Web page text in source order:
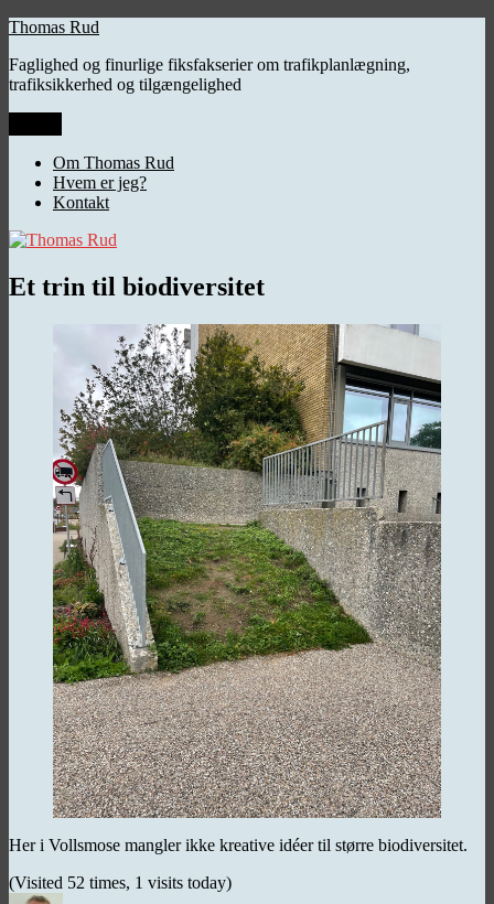
Videre
indhold
Thomas Rud
Faglighed og finurlige fiksfakserier om trafikplanlægning,
trafiksikkerhed og tilgængelighed
Om Thomas Rud
Hvem er jeg?
Kontakt
Et trin til biodiversitet
Her i Vollsmose mangler ikke kreative idéer til større biodiversitet.
(Visited 52 times, 1 visits today)